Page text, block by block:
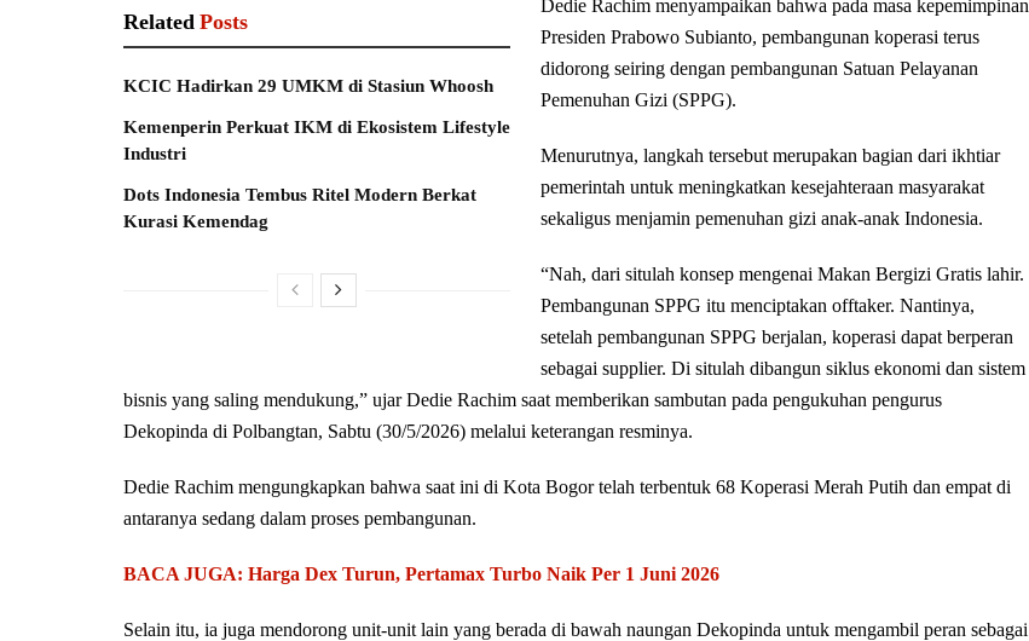
Related Posts
KCIC Hadirkan 29 UMKM di Stasiun Whoosh
Kemenperin Perkuat IKM di Ekosistem Lifestyle
Industri
Dots Indonesia Tembus Ritel Modern Berkat
Kurasi Kemendag
Dedie Rachim menyampaikan bahwa pada masa kepemimpinan
Presiden Prabowo Subianto, pembangunan koperasi terus
didorong seiring dengan pembangunan Satuan Pelayanan
Pemenuhan Gizi (SPPG).
Menurutnya, langkah tersebut merupakan bagian dari ikhtiar
pemerintah untuk meningkatkan kesejahteraan masyarakat
sekaligus menjamin pemenuhan gizi anak-anak Indonesia.
“Nah, dari situlah konsep mengenai Makan Bergizi Gratis lahir.
Pembangunan SPPG itu menciptakan offtaker. Nantinya,
setelah pembangunan SPPG berjalan, koperasi dapat berperan
sebagai supplier. Di situlah dibangun siklus ekonomi dan sistem
bisnis yang saling mendukung,” ujar Dedie Rachim saat memberikan sambutan pada pengukuhan pengurus
Dekopinda di Polbangtan, Sabtu (30/5/2026) melalui keterangan resminya.
Dedie Rachim mengungkapkan bahwa saat ini di Kota Bogor telah terbentuk 68 Koperasi Merah Putih dan empat di
antaranya sedang dalam proses pembangunan.
BACA JUGA: Harga Dex Turun, Pertamax Turbo Naik Per 1 Juni 2026
Selain itu, ia juga mendorong unit-unit lain yang berada di bawah naungan Dekopinda untuk mengambil peran sebagai